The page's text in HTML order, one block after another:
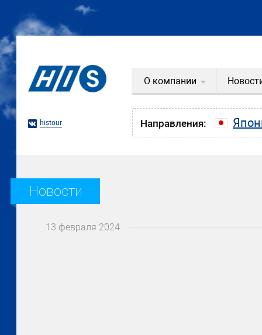
О компании
histour Направления:
Новости
13 февраля 2024